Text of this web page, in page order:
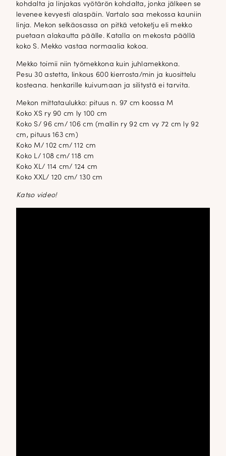
kohdalta ja linjakas vyötärön kohdalta, jonka jälkeen se
levenee kevyesti alaspäin. Vartalo saa mekossa kauniin
linja. Mekon selkäosassa on pitkä vetoketju eli mekko
puetaan alakautta päälle. Katalla on mekosta päällä
koko S. Mekko vastaa normaalia kokoa.
Mekko toimii niin työmekkona kuin juhlamekkona.
Pesu 30 astetta, linkous 600 kierrosta/min ja kuosittelu
kosteana. henkarille kuivumaan ja silitystä ei tarvita.
Mekon mittataulukko: pituus n. 97 cm koossa M
Koko XS ry 90 cm ly 100 cm
Koko S/ 96 cm/ 106 cm (mallin ry 92 cm vy 72 cm ly 92
cm, pituus 163 cm)
Koko M/ 102 cm/ 112 cm
Koko L/ 108 cm/ 118 cm
Koko XL/ 114 cm/ 124 cm
Koko XXL/ 120 cm/ 130 cm
Katso video!